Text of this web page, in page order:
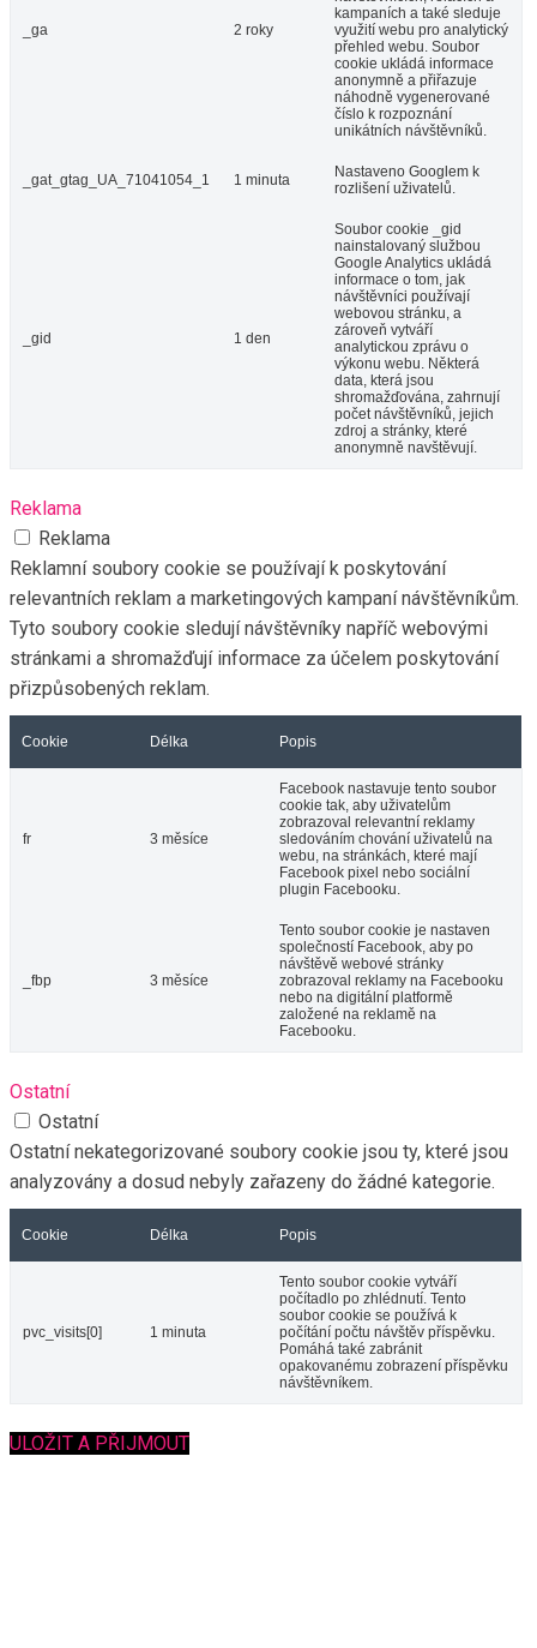
_ga 2 roky
kampaních a také sleduje
využití webu pro analytický
přehled webu. Soubor
cookie ukládá informace
anonymně a přiřazuje
náhodně vygenerované
číslo k rozpoznání
unikátních návštěvníků.
_gat_gtag_UA_71041054_1 1 minuta
Nastaveno Googlem k
rozlišení uživatelů.
_gid 1 den
Soubor cookie _gid
nainstalovaný službou
Google Analytics ukládá
informace o tom, jak
návštěvníci používají
webovou stránku, a
zároveň vytváří
analytickou zprávu o
výkonu webu. Některá
data, která jsou
shromažďována, zahrnují
počet návštěvníků, jejich
zdroj a stránky, které
anonymně navštěvují.
Reklama
Reklama
Reklamní soubory cookie se používají k poskytování
relevantních reklam a marketingových kampaní návštěvníkům.
Tyto soubory cookie sledují návštěvníky napříč webovými
stránkami a shromažďují informace za účelem poskytování
přizpůsobených reklam.
Cookie Délka Popis
fr 3 měsíce
Facebook nastavuje tento soubor
cookie tak, aby uživatelům
zobrazoval relevantní reklamy
sledováním chování uživatelů na
webu, na stránkách, které mají
Facebook pixel nebo sociální
plugin Facebooku.
_fbp 3 měsíce
Tento soubor cookie je nastaven
společností Facebook, aby po
návštěvě webové stránky
zobrazoval reklamy na Facebooku
nebo na digitální platformě
založené na reklamě na
Facebooku.
Ostatní
Ostatní
Ostatní nekategorizované soubory cookie jsou ty, které jsou
analyzovány a dosud nebyly zařazeny do žádné kategorie.
Cookie Délka Popis
pvc_visits[0] 1 minuta
Tento soubor cookie vytváří
počítadlo po zhlédnutí. Tento
soubor cookie se používá k
počítání počtu návštěv příspěvku.
Pomáhá také zabránit
opakovanému zobrazení příspěvku
návštěvníkem.
ULOŽIT A PŘIJMOUT